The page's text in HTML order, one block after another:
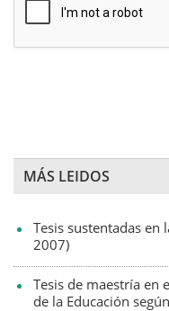
MÁS LEIDOS
Tesis sustentadas en
2007)
Tesis de maestría en
de la Educación